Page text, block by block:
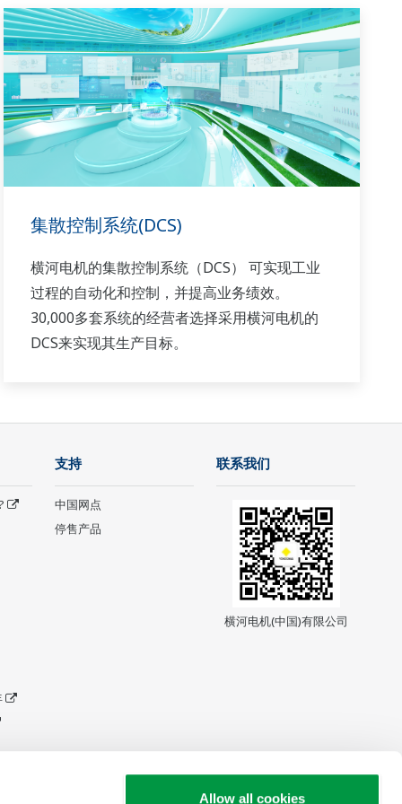
Allow all cookies
集散控制系统(DCS)
横河电机的集散控制系统（DCS） 可实现工业
过程的自动化和控制，并提高业务绩效。
30,000多套系统的经营者选择采用横河电机的
DCS来实现其生产目标。
支持
中国网点
停售产品
联系我们
横河电机(中国)有限公司